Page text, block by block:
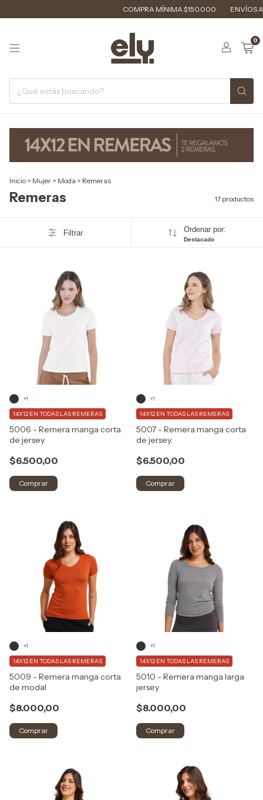
COMPRA MÍNIMA $150.000 ENVÍOS A TODO
0
Inicio > Mujer > Moda > Remeras
Remeras 17 productos
Filtrar Ordenar por:
Destacado
5006 - Remera manga corta
de jersey
$6.500,00
14X12 EN TODAS LAS REMERAS
+1
Comprar
5007 - Remera manga corta
de jersey.
$6.500,00
14X12 EN TODAS LAS REMERAS
+1
Comprar
5009 - Remera manga corta
de modal
$8.000,00
14X12 EN TODAS LAS REMERAS
+1
Comprar
5010 - Remera manga larga
jersey
$8.000,00
14X12 EN TODAS LAS REMERAS
+1
Comprar